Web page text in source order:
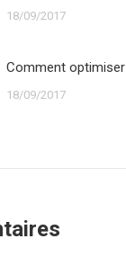
18/09/2017
Comment optimiser
18/09/2017